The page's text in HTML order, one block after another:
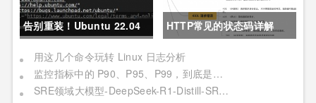
告别重装！Ubuntu 22.04
直升24.04教程，零数据丢
失的终极方案
HTTP常见的状态码详解
用这几个命令玩转 Linux 日志分析
监控指标中的 P90、P95、P99，到底是个啥？
SRE领域大模型-DeepSeek-R1-Distill-SRE-Qwen-32B-INT8